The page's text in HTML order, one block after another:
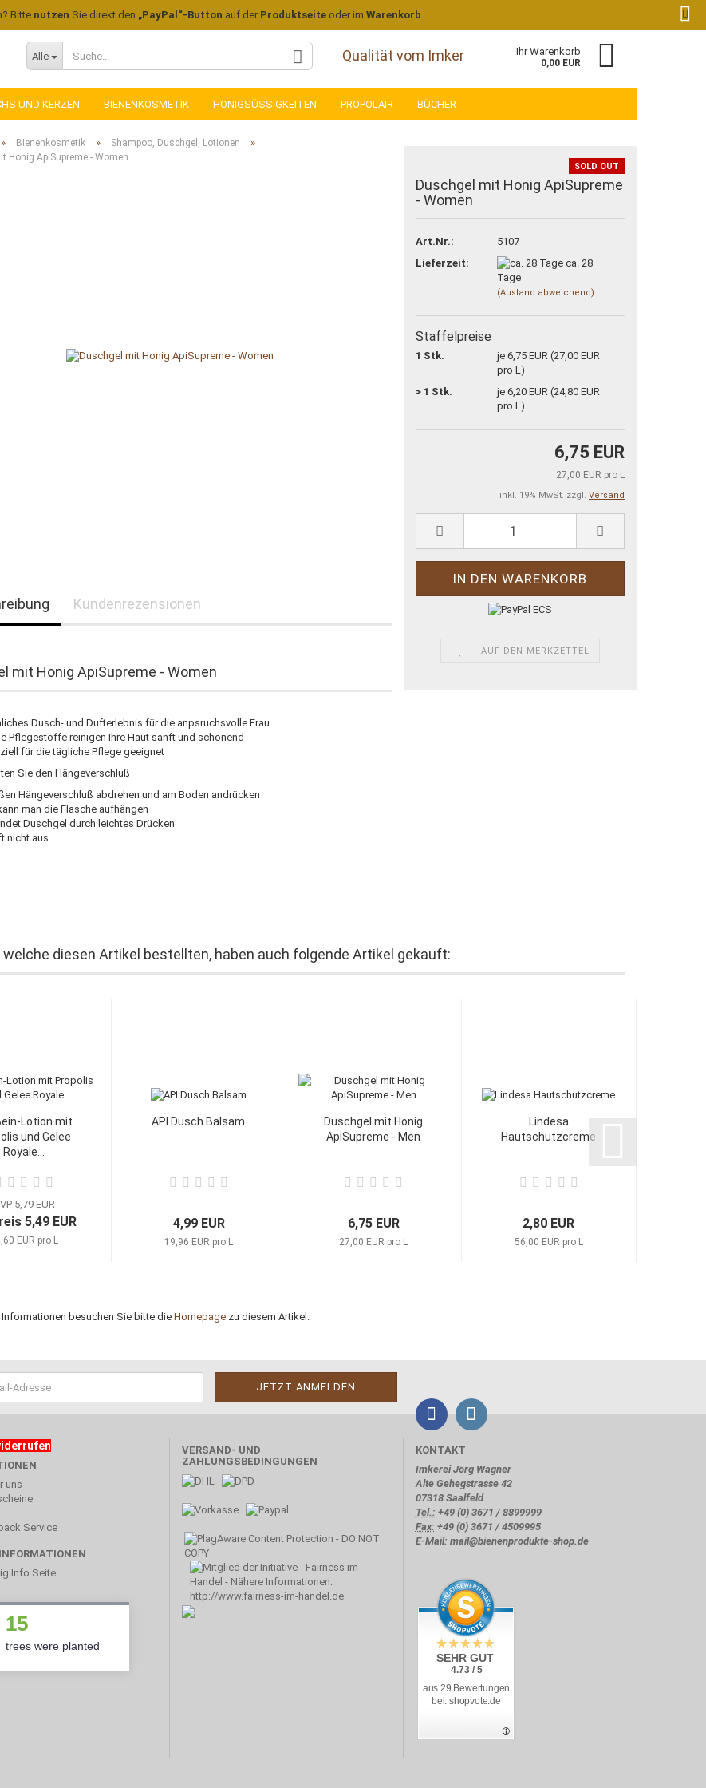
Alle Qualität vom Imker Ihr Warenkorb
0,00 EUR
Bitte nutzen Sie direkt den „PayPal“-Button auf der Produktseite oder im Warenkorb.
UND KERZEN BIENENKOSMETIK HONIGSÜSSIGKEITEN PROPOLAIR BÜCHER
» Bienenkosmetik » Shampoo, Duschgel, Lotionen »
Honig ApiSupreme - Women
SOLD OUT
Duschgel mit Honig ApiSupreme
- Women
Art.Nr.:
5107
Lieferzeit:
ca. 28
Tage
(Ausland abweichend)
Staffelpreise
1 Stk.
je 6,75 EUR (27,00 EUR
pro L)
> 1 Stk.
je 6,20 EUR (24,80 EUR
pro L)
6,75 EUR
27,00 EUR pro L
inkl. 19% MwSt. zzgl. Versand
AUF DEN MERKZETTEL
Kundenrezensionen
mit Honig ApiSupreme - Women
Dusch- und Dufterlebnis für die anpsruchsvolle Frau
Pflegestoffe reinigen Ihre Haut sanft und schonend
für die tägliche Pflege geeignet
Sie den Hängeverschluß
Hängeverschluß abdrehen und am Boden andrücken
man die Flasche aufhängen
Duschgel durch leichtes Drücken
nicht aus
welche diesen Artikel bestellten, haben auch folgende Artikel gekauft:
Lotion mit
und Gelee
Royale...
5,79 EUR
5,49 EUR
EUR pro L
API Dusch Balsam
4,99 EUR
19,96 EUR pro L
Duschgel mit Honig
ApiSupreme - Men
6,75 EUR
27,00 EUR pro L
Lindesa
Hautschutzcreme
2,80 EUR
56,00 EUR pro L
Informationen besuchen Sie bitte die Homepagezu diesem Artikel.
uns
Service
Info Seite
15
trees were planted
VERSAND- UND
ZAHLUNGSBEDINGUNGEN
KONTAKT
Imkerei Jörg Wagner
Alte Gehegstrasse 42
07318 Saalfeld
Tel.: +49 (0) 3671 / 8899999
Fax: +49 (0) 3671 / 4509995
E-Mail: mail@bienenprodukte-shop.de
SEHR GUT
4.73 / 5
aus 29 Bewertungen
bei: shopvote.de